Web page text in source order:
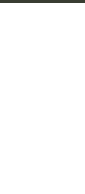
4-4